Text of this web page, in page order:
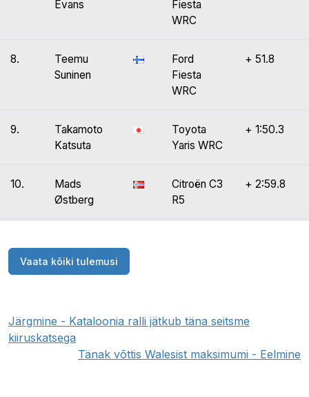
Evans
Fiesta
WRC
8.
Teemu
Suninen
Ford
Fiesta
WRC
+ 51.8
9.
Takamoto
Katsuta
Toyota
Yaris WRC
+ 1:50.3
10.
Mads
Østberg
Citroën C3
R5
+ 2:59.8
Vaata kõiki tulemusi
Järgmine - Kataloonia ralli jätkub täna seitsme
kiiruskatsega
Tänak võttis Walesist maksimumi - Eelmine